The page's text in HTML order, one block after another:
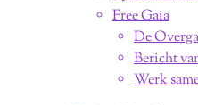
Free Gaia
De
Bericht
Werk